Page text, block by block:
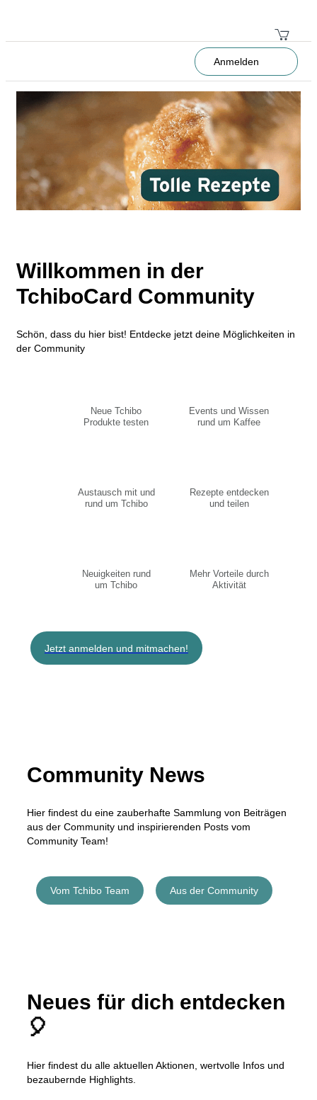
Anmelden
Willkommen in der
TchiboCard Community
Schön, dass du hier bist! Entdecke jetzt deine Möglichkeiten in
der Community
Neue Tchibo
Produkte testen
Events und Wissen
rund um Kaffee
Austausch mit und
rund um Tchibo
Rezepte entdecken
und teilen
Neuigkeiten rund
um Tchibo
Mehr Vorteile durch
Aktivität
Jetzt anmelden und mitmachen!
Community News
Hier findest du eine zauberhafte Sammlung von Beiträgen
aus der Community und inspirierenden Posts vom
Community Team!
Vom Tchibo Team Aus der Community
Neues für dich entdecken
🎈
Hier findest du alle aktuellen Aktionen, wertvolle Infos und
bezaubernde Highlights.